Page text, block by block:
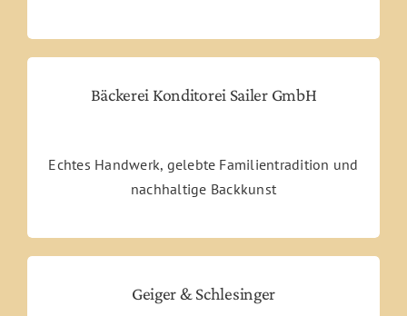
Bäckerei Konditorei Sailer GmbH
Echtes Handwerk, gelebte Familientradition und
nachhaltige Backkunst
Geiger & Schlesinger